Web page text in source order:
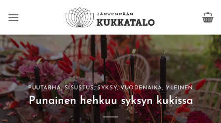
PUUTARHA,SISUSTUS,SYKSY,VUODENAIKA, YLEINEN
Punainen hehkuu syksyn kukissa